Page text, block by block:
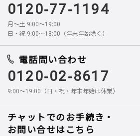
0120-77-1194
月～土 9:00～19:00
日・祝 9:00～18:00（年末年始除く）
電話問い合わせ
0120-02-8617
9:00～19:00（日・祝・年末年始は休業）
チャットでのお手続き・
お問い合せはこちら